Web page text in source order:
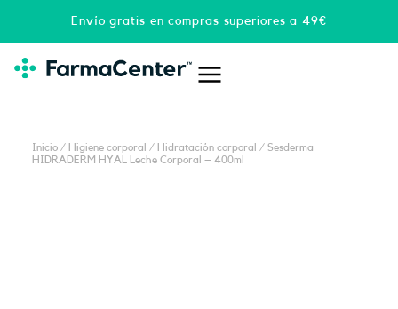
Envío gratis en compras superiores a 49€
Inicio / Higiene corporal / Hidratación corporal
/ Sesderma
HIDRADERM HYAL Leche Corporal – 400ml